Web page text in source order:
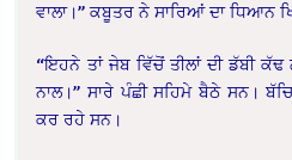
ਵਾਲਾ।” ਕਬੂਤਰ ਨੇ ਸਾਰਿਆਂ ਦਾ ਧਿਆਨ
“ਇਹਨੇ ਤਾਂ ਜੇਬ ਵਿੱਚੋਂ ਤੀਲਾਂ ਦੀ ਡੱਬੀ
ਨਾਲ।” ਸਾਰੇ ਪੰਛੀ ਸਹਿਮੇ ਬੈਠੇ ਸਨ।
ਕਰ ਰਹੇ ਸਨ।